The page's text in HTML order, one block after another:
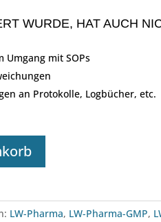
WURDE, HAT AUCH
mit SOPs
an Protokolle, Logbücher, etc.
LW-Pharma, LW-Pharma-GMP,